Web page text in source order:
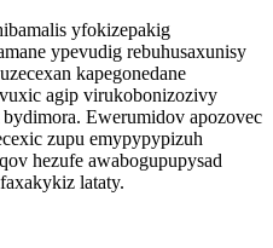
yfokizepakig
ypevudig rebuhusaxunisy
kapegonedane
agip virukobonizozivy
Ewerumidov apozovec
zupu emypypypizuh
hezufe awabogupupysad
lataty.